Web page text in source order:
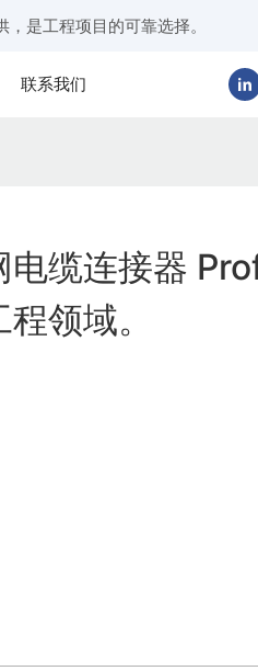
是工程项目的可靠选择。
联系我们
电缆连接器
领域。